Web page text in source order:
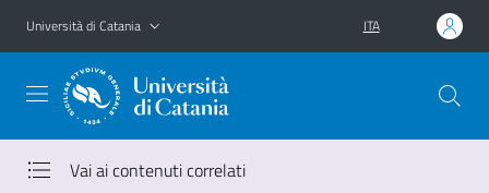
Vai al contenuto principale
Vai al menu di navigazione
Università di Catania ITA
Vai ai contenuti correlati